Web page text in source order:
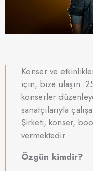
Konser ve
için, bize ulaşın.
konserler
sanatçılarıyla
Şirketi, konser,
vermektedir.
Özgün kimdir?